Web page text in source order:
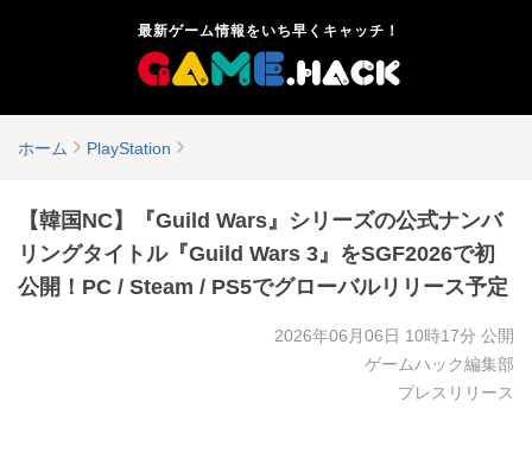
最新ゲーム情報をいち早くキャッチ！
ホーム PlayStation
【韓国NC】『Guild Wars』シリーズの公式ナンバ
リングタイトル『Guild Wars 3』をSGF2026で初
公開！PC / Steam / PS5でグローバルリリース予定
2026年06月06日 10時17分 公開
ゲームハック編集部
プレスリリース